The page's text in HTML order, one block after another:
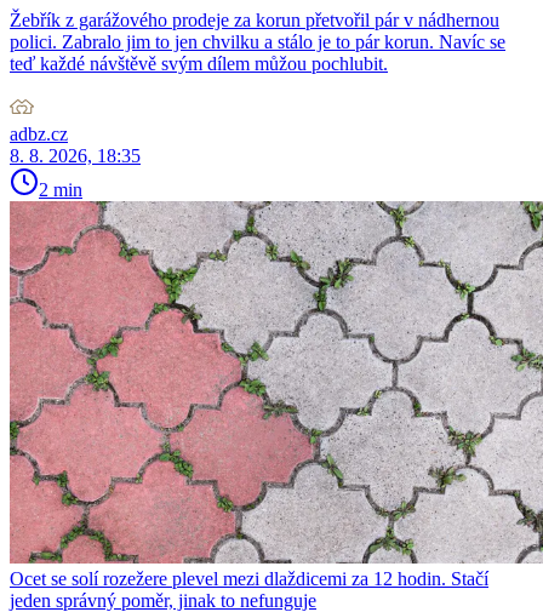
Žebřík z garážového prodeje za korun přetvořil pár v nádhernou
polici. Zabralo jim to jen chvilku a stálo je to pár korun. Navíc se
teď každé návštěvě svým dílem můžou pochlubit.
adbz.cz
8. 8. 2026, 18:35
2 min
Ocet se solí rozežere plevel mezi dlaždicemi za 12 hodin. Stačí
jeden správný poměr, jinak to nefunguje